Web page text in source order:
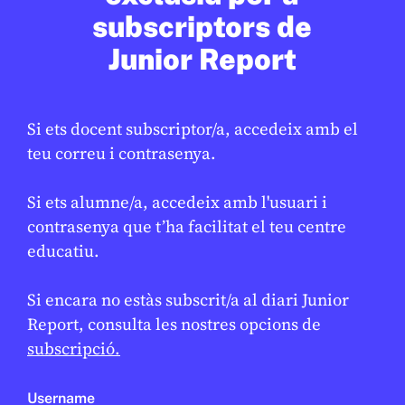
subscriptors de
Junior Report
Si ets docent subscriptor/a, accedeix amb el
teu correu i contrasenya.
Si ets alumne/a, accedeix amb l'usuari i
contrasenya que t’ha facilitat el teu centre
educatiu.
Si encara no estàs subscrit/a al diari Junior
Report, consulta les nostres opcions de
subscripció.
Username
CONFLICTES HISTÒRIA
Què va ser l’Holocaust?
DANIEL MOYA 22 DE GENER DE 2026 · 13:32